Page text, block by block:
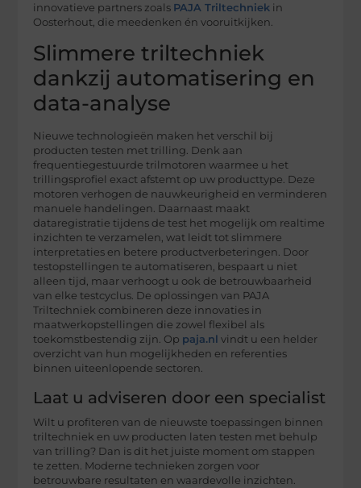
innovatieve partners zoals PAJA Triltechniek in
Oosterhout, die meedenken én vooruitkijken.
Slimmere triltechniek
dankzij automatisering en
data-analyse
Nieuwe technologieën maken het verschil bij
producten testen met trilling. Denk aan
frequentiegestuurde trilmotoren waarmee u het
trillingsprofiel exact afstemt op uw producttype. Deze
motoren verhogen de nauwkeurigheid en verminderen
manuele handelingen. Daarnaast maakt
dataregistratie tijdens de test het mogelijk om realtime
inzichten te verzamelen, wat leidt tot slimmere
interpretaties en betere productverbeteringen. Door
testopstellingen te automatiseren, bespaart u niet
alleen tijd, maar verhoogt u ook de betrouwbaarheid
van elke testcyclus. De oplossingen van PAJA
Triltechniek combineren deze innovaties in
maatwerkopstellingen die zowel flexibel als
toekomstbestendig zijn. Op paja.nl vindt u een helder
overzicht van hun mogelijkheden en referenties
binnen uiteenlopende sectoren.
Laat u adviseren door een specialist
Wilt u profiteren van de nieuwste toepassingen binnen
triltechniek en uw producten laten testen met behulp
van trilling? Dan is dit het juiste moment om stappen
te zetten. Moderne technieken zorgen voor
betrouwbare resultaten en waardevolle inzichten.